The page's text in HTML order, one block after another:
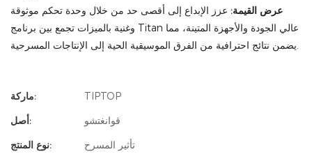
عرض القيمة: عزز الإبداع إلى أقصى حد من خلال وحدة تحكم موثوقة
وغنية بالميزات تجمع بين برنامج Titan عالي الجودة والأجهزة المتينة، مما
يضمن نتائج احترافية من الفرق الموسيقية الحية إلى الإنتاجات المسرحية.
ماركة:
TIPTOP
أصل:
قوانغتشو
نوع المنتج:
تأثير المسرح